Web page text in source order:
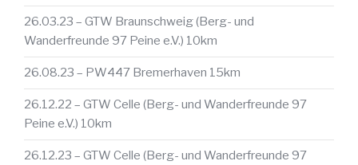
26.03.23 – GTW Braunschweig (Berg- und
Wanderfreunde 97 Peine e.V.) 10km
26.08.23 – PW447 Bremerhaven 15km
26.12.22 – GTW Celle (Berg- und Wanderfreunde 97
Peine e.V.) 10km
26.12.23 – GTW Celle (Berg- und Wanderfreunde 97